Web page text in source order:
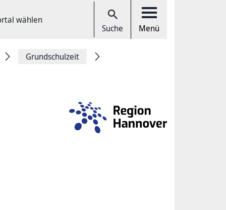
wählen
Suche Menü
Grundschulzeit